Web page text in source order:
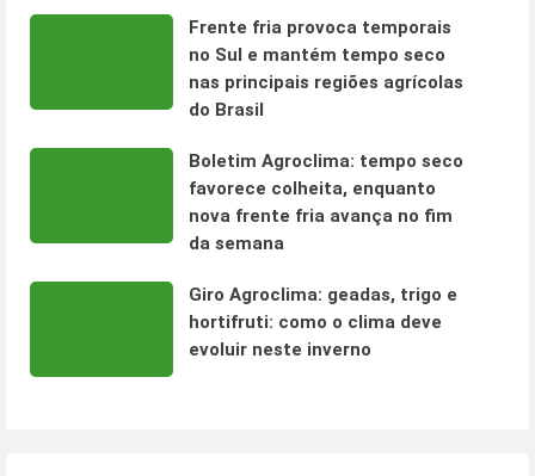
Frente fria provoca temporais
no Sul e mantém tempo seco
nas principais regiões agrícolas
do Brasil
Boletim Agroclima: tempo seco
favorece colheita, enquanto
nova frente fria avança no fim
da semana
Giro Agroclima: geadas, trigo e
hortifruti: como o clima deve
evoluir neste inverno